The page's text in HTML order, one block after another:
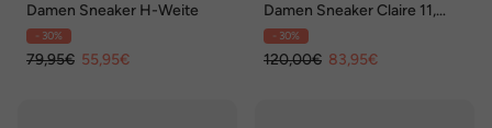
Damen Sneaker H-Weite
- 30%
79,95€ 55,95€
Damen Sneaker Claire 11,
ocean
- 30%
120,00€ 83,95€